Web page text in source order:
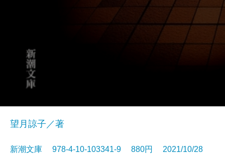
望月諒子／著
新潮文庫 978-4-10-103341-9 880円 2021/10/28